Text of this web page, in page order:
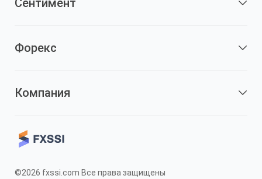
Форекс
Компания
©2026 fxssi.com Все права защищены